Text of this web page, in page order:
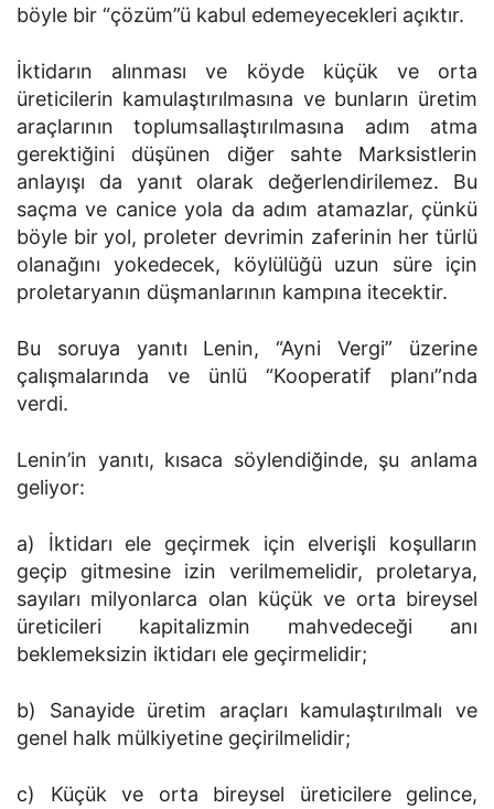
böyle bir “çözüm”ü kabul edemeyecekleri açıktır.
İktidarın alınması ve köyde küçük ve orta
üreticilerin kamulaştırılmasına ve bunların üretim
araçlarının toplumsallaştırılmasına adım atma
gerektiğini düşünen diğer sahte Marksistlerin
anlayışı da yanıt olarak değerlendirilemez. Bu
saçma ve canice yola da adım atamazlar, çünkü
böyle bir yol, proleter devrimin zaferinin her türlü
olanağını yokedecek, köylülüğü uzun süre için
proletaryanın düşmanlarının kampına itecektir.
Bu soruya yanıtı Lenin, “Ayni Vergi” üzerine
çalışmalarında ve ünlü “Kooperatif planı”nda
verdi.
Lenin’in yanıtı, kısaca söylendiğinde, şu anlama
geliyor:
a) İktidarı ele geçirmek için elverişli koşulların
geçip gitmesine izin verilmemelidir, proletarya,
sayıları milyonlarca olan küçük ve orta bireysel
üreticileri kapitalizmin mahvedeceği anı
beklemeksizin iktidarı ele geçirmelidir;
b) Sanayide üretim araçları kamulaştırılmalı ve
genel halk mülkiyetine geçirilmelidir;
c) Küçük ve orta bireysel üreticilere gelince,